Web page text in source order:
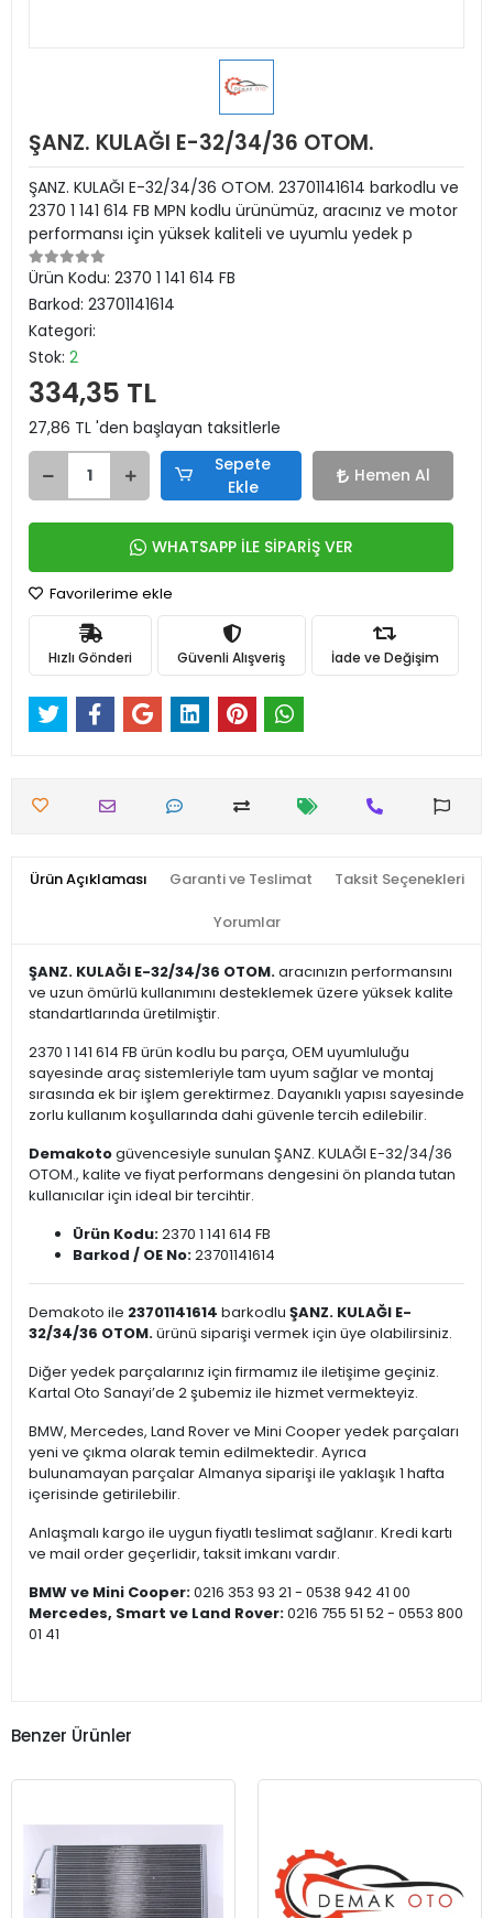
ŞANZ. KULAĞI E-32/34/36 OTOM.
ŞANZ. KULAĞI E-32/34/36 OTOM. 23701141614 barkodlu ve
2370 1 141 614 FB MPN kodlu ürünümüz, aracınız ve motor
performansı için yüksek kaliteli ve uyumlu yedek p
Ürün Kodu: 2370 1 141 614 FB
Barkod: 23701141614
Kategori:
Stok: 2
334,35 TL
27,86 TL 'den başlayan taksitlerle
Sepete
Ekle
Hemen Al
WHATSAPP İLE SİPARİŞ VER
Favorilerime ekle
Hızlı Gönderi Güvenli Alışveriş İade ve Değişim
Ürün Açıklaması Garanti ve Teslimat Taksit Seçenekleri
Yorumlar
ŞANZ. KULAĞI E-32/34/36 OTOM.aracınızın performansını
ve uzun ömürlü kullanımını desteklemek üzere yüksek kalite
standartlarında üretilmiştir.
2370 1 141 614 FB ürün kodlu bu parça, OEM uyumluluğu
sayesinde araç sistemleriyle tam uyum sağlar ve montaj
sırasında ek bir işlem gerektirmez. Dayanıklı yapısı sayesinde
zorlu kullanım koşullarında dahi güvenle tercih edilebilir.
Demakotogüvencesiyle sunulan ŞANZ. KULAĞI E-32/34/36
OTOM., kalite ve fiyat performans dengesini ön planda tutan
kullanıcılar için ideal bir tercihtir.
Ürün Kodu:2370 1 141 614 FB
Barkod / OE No:23701141614
Demakoto ile 23701141614 barkodlu ŞANZ. KULAĞI E-
32/34/36 OTOM.ürünü siparişi vermek için üye olabilirsiniz.
Diğer yedek parçalarınız için firmamız ile iletişime geçiniz.
Kartal Oto Sanayi’de 2 şubemiz ile hizmet vermekteyiz.
BMW, Mercedes, Land Rover ve Mini Cooper yedek parçaları
yeni ve çıkma olarak temin edilmektedir. Ayrıca
bulunamayan parçalar Almanya siparişi ile yaklaşık 1 hafta
içerisinde getirilebilir.
Anlaşmalı kargo ile uygun fiyatlı teslimat sağlanır. Kredi kartı
ve mail order geçerlidir, taksit imkanı vardır.
BMW ve Mini Cooper:0216 353 93 21 - 0538 942 41 00
Mercedes, Smart ve Land Rover:0216 755 51 52 - 0553 800
01 41
Benzer Ürünler